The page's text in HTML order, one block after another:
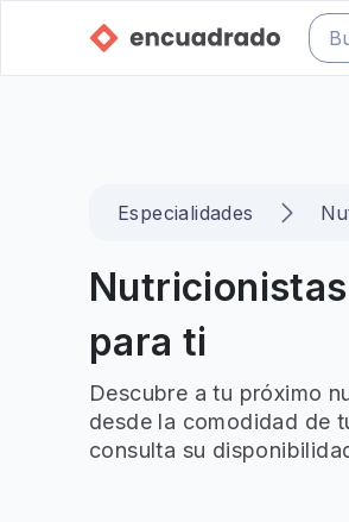
Especialidades
para ti
Descubre a tu próximo
desde la comodidad de
consulta su